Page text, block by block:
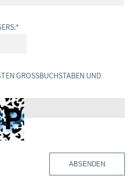
*
GROSSBUCHSTABEN UND Z
ABSENDEN